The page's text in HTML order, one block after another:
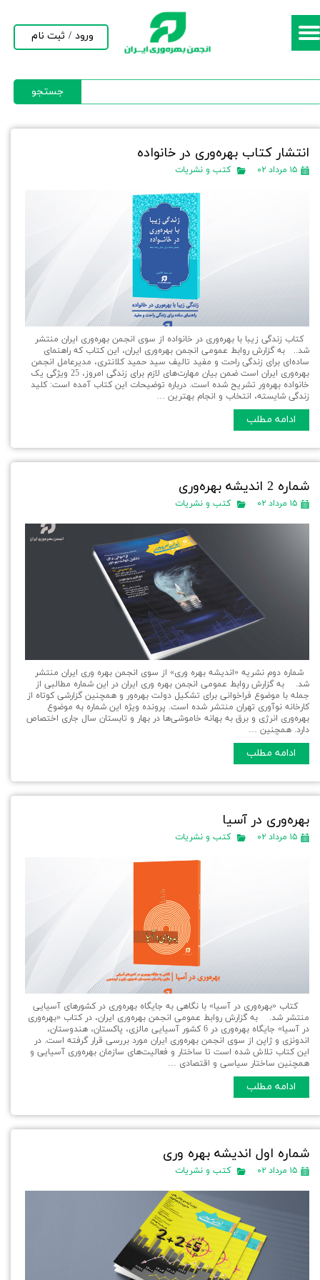
جستجو
ورود / ثبت نام
حساب کاربری من
خروج از حساب کاربری
انتشار کتاب بهره‌وری در خانواده
۱۵ مرداد ۰۲ کتب و نشریات
کتاب زندگی زیبا با بهره‌وری در خانواده از سوی انجمن بهره‌وری ایران منتشر
شد.. به گزارش روابط عمومی انجمن بهره‌وری ایران، این کتاب که راهنمای
ساده‌ای برای زندگی راحت و مفید تالیف سید حمید کلانتری، مدیرعامل انجمن
بهره‌وری ایران است ضمن بیان مهارت‌های لازم برای زندگی امروز، 25 ویژگی یک
خانواده بهره‌ور تشریح شده است. درباره توضیحات این کتاب آمده است: کلید
زندگی شایسته، انتخاب و انجام بهترین …
ادامه مطلب
شماره 2 اندیشه بهره‌وری
۱۵ مرداد ۰۲ کتب و نشریات
شماره دوم نشریه «اندیشه بهره وری» از سوی انجمن بهره وری ایران منتشر
شد. به گزارش روابط عمومی انجمن بهره وری ایران در این شماره مطالبی از
جمله با موضوع فراخوانی برای تشکیل دولت بهره‌ور و همچنین گزارشی کوتاه از
کارخانه نوآوری تهران منتشر شده است. پرونده ویژه این شماره به موضوع
بهره‌وری انرژی و برق به بهانه خاموشی‌ها در بهار و تابستان سال جاری اختصاص
دارد. همچنین …
ادامه مطلب
بهره‌وری در آسیا
۱۵ مرداد ۰۲ کتب و نشریات
کتاب «بهره‌وری در آسیا» با نگاهی به جایگاه بهره‌وری در کشورهای آسیایی
منتشر شد. به گزارش روابط عمومی انجمن بهره‌وری ایران، در کتاب «بهره‌وری
در آسیا» جایگاه بهره‌وری در 6 کشور آسیایی مالزی، پاکستان، هندوستان،
اندونزی و ژاپن از سوی انجمن بهره‌وری ایران مورد بررسی قرار گرفته است. در
این کتاب تلاش شده است تا ساختار و فعالیت‌های سازمان بهره‌وری آسیایی و
همچنین ساختار سیاسی و اقتصادی …
ادامه مطلب
شماره اول اندیشه بهره وری
۱۵ مرداد ۰۲ کتب و نشریات